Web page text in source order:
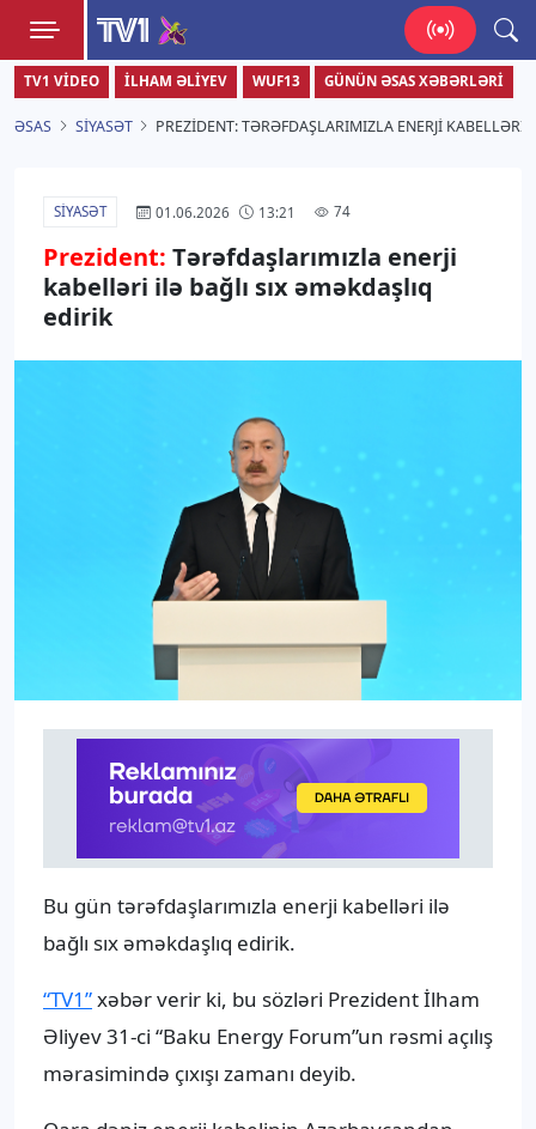
TV1
Zamanı bizimlə yaşa!
TV1 VIDEO İLHAM ƏLIYEV WUF13 GÜNÜN ƏSAS XƏBƏRLƏRI
ƏSAS SIYASƏT PREZIDENT: TƏRƏFDAŞLARIMIZLA ENERJI
SIYASƏT 01.06.2026 13:21 74
Prezident: Tərəfdaşlarımızla enerji
kabelləri ilə bağlı sıx əməkdaşlıq
edirik
Bu gün tərəfdaşlarımızla enerji kabelləri ilə
bağlı sıx əməkdaşlıq edirik.
“TV1”xəbər verir ki, bu sözləri Prezident İlham
Əliyev 31-ci “Baku Energy Forum”un rəsmi açılış
mərasimində çıxışı zamanı deyib.